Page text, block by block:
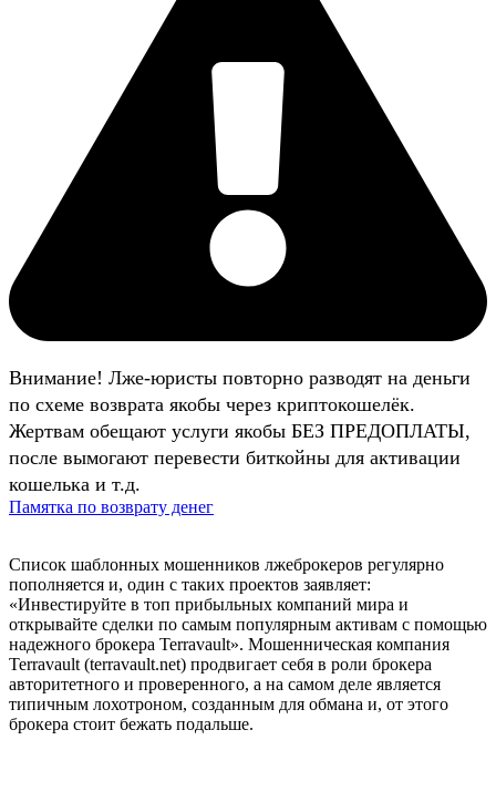
Внимание! Лже-юристы повторно разводят на деньги
по схеме возврата якобы через криптокошелёк.
Жертвам обещают услуги якобы БЕЗ ПРЕДОПЛАТЫ,
после вымогают перевести биткойны для активации
кошелька и т.д.
Памятка по возврату денег
Список шаблонных мошенников лжеброкеров регулярно
пополняется и, один с таких проектов заявляет:
«Инвестируйте в топ прибыльных компаний мира и
открывайте сделки по самым популярным активам с помощью
надежного брокера Terravault». Мошенническая компания
Terravault (terravault.net) продвигает себя в роли брокера
авторитетного и проверенного, а на самом деле является
типичным лохотроном, созданным для обмана и, от этого
брокера стоит бежать подальше.